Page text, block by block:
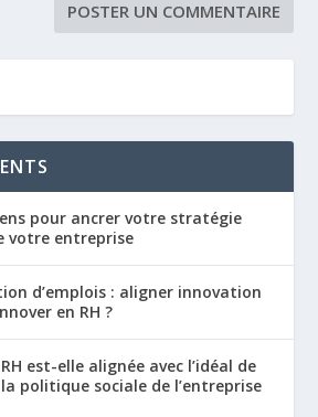
pour ancrer votre stratégie
votre entreprise
d’emplois : aligner innovation
en RH ?
est-elle alignée avec l’idéal de
politique sociale de l’entreprise